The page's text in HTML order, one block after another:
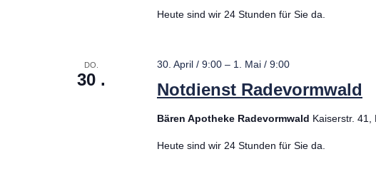
Heute sind wir 24 Stunden für Sie da.
DO.
30
Notdienst Radevormwald
30. April / 9:00– 1. Mai / 9:00
Bären Apotheke Radevormwald Kaiserstr. 41,
Heute sind wir 24 Stunden für Sie da.